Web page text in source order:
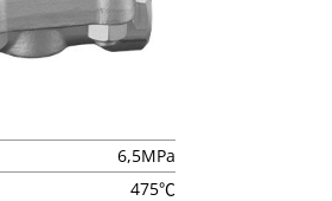
6,5MPa
475℃